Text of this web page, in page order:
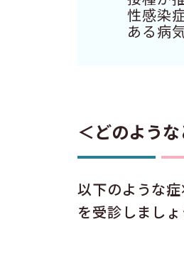
性感染
ある病
＜どのよう
以下のような
を受診しましょ